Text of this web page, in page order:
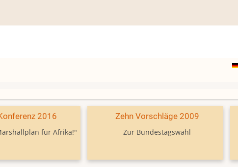
2016
für Afrika!"
Zehn Vorschläge 2009
Zur Bundestagswahl